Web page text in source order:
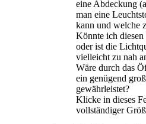
eine Abdeckung
man eine
kann und welche
Könnte ich
oder ist die
vielleicht zu nah
Wäre durch das
ein genügend
gewährleistet?
Klicke in dieses
vollständiger